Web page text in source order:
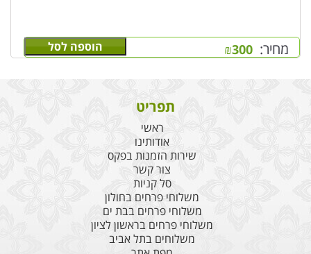
מחיר: ₪300 הוספה לסל
תפריט
ראשי
אודותינו
שירות הזמנות בפקס
צור קשר
סל קניות
משלוחי פרחים בחולון
משלוחי פרחים בבת ים
משלוחי פרחים בראשון לציון
משלוחים בתל אביב